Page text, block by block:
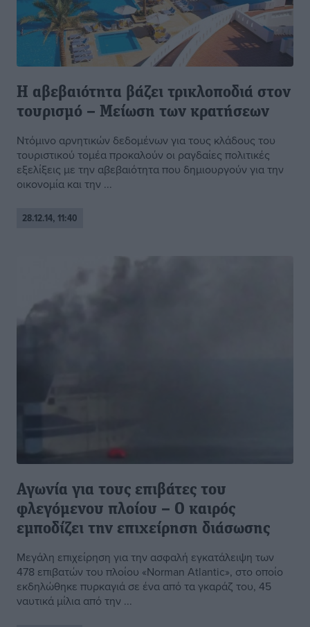
Η αβεβαιότητα βάζει τρικλοποδιά στον
τουρισμό – Μείωση των κρατήσεων
Ντόμινο αρνητικών δεδομένων για τους κλάδους του
τουριστικού τομέα προκαλούν οι ραγδαίες πολιτικές
εξελίξεις με την αβεβαιότητα που δημιουργούν για την
οικονομία και την ...
28.12.14, 11:40
Αγωνία για τους επιβάτες του
φλεγόμενου πλοίου – Ο καιρός
εμποδίζει την επιχείρηση διάσωσης
Μεγάλη επιχείρηση για την ασφαλή εγκατάλειψη των
478 επιβατών του πλοίου «Νorman Αtlantic», στο οποίο
εκδηλώθηκε πυρκαγιά σε ένα από τα γκαράζ του, 45
ναυτικά μίλια από την ...